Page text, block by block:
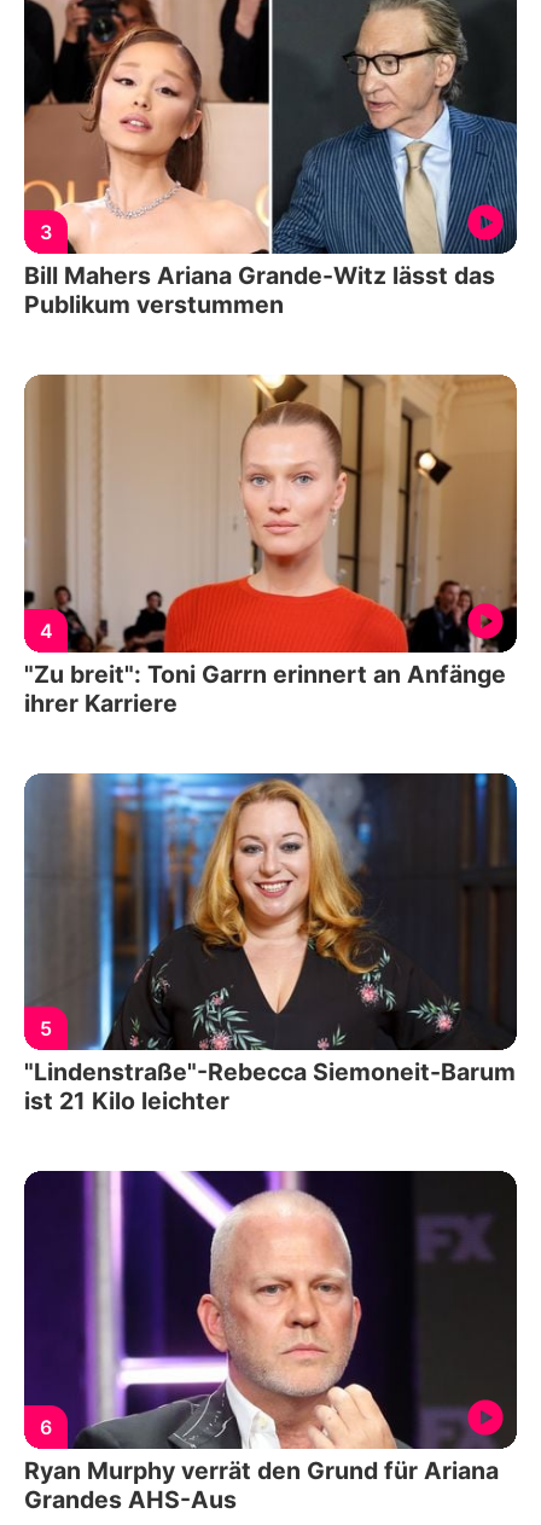
3
Bill Mahers Ariana Grande-Witz lässt das
Publikum verstummen
4
"Zu breit": Toni Garrn erinnert an Anfänge
ihrer Karriere
5
"Lindenstraße"-Rebecca Siemoneit-Barum
ist 21 Kilo leichter
6
Ryan Murphy verrät den Grund für Ariana
Grandes AHS-Aus